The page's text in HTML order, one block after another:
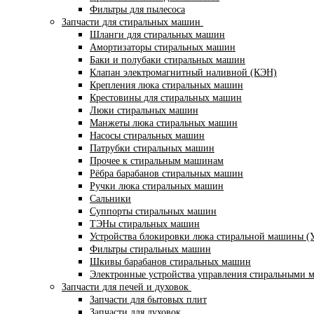
Фильтры для пылесоса
Запчасти для стиральных машин
Шланги для стиральных машин
Амортизаторы стиральных машин
Баки и полубаки стиральных машин
Клапан электромагнитный наливной (КЭН)
Крепления люка стиральных машин
Крестовины для стиральных машин
Люки стиральных машин
Манжеты люка стиральных машин
Насосы стиральных машин
Патрубки стиральных машин
Прочее к стиральным машинам
Рёбра барабанов стиральных машин
Ручки люка стиральных машин
Сальники
Суппорты стиральных машин
ТЭНы стиральных машин
Устройства блокировки люка стиральной машины
Фильтры стиральных машин
Шкивы барабанов стиральных машин
Электронные устройства управления стиральными
Запчасти для печей и духовок
Запчасти для бытовых плит